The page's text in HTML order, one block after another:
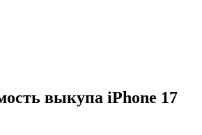
выкупа iPhone 17